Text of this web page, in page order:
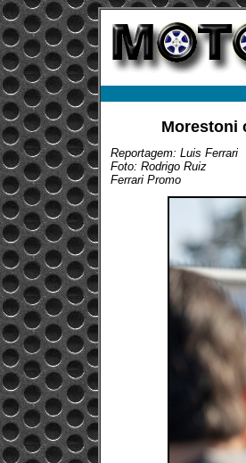
Morestoni
Reportagem: Luis Ferrari
Foto: Rodrigo Ruiz
Ferrari Promo